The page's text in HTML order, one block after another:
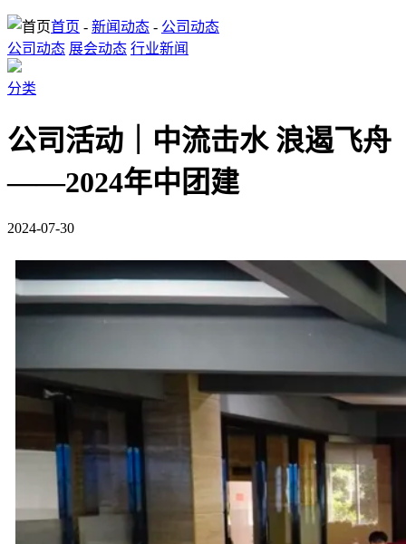
首页 - 新闻动态 - 公司动态
公司动态 展会动态 行业新闻
分类
公司活动｜中流击水 浪遏飞舟
——2024年中团建
2024-07-30